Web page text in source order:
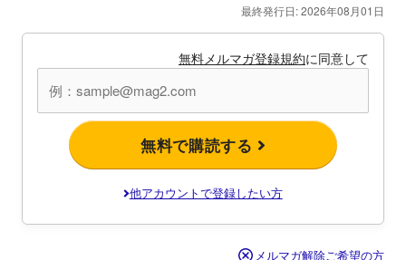
最終発行日: 2026年08月01日
無料メルマガ登録規約に同意して
無料で購読する
他アカウントで登録したい方
メルマガ解除ご希望の方